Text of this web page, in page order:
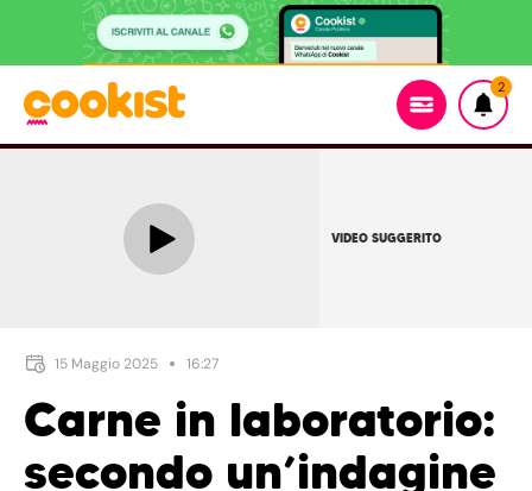
2
VIDEO SUGGERITO
15 Maggio 2025 16:27
Carne in laboratorio:
secondo un’indagine